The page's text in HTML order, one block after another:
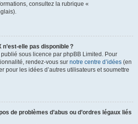
consultez la rubrique «
elle pas disponible ?
sous licence par phpBB Limited. Pour
rendez-vous sur notre centre d’idées (en
pour les idées d’autres utilisateurs et soumettre
de problèmes d’abus ou d’ordres légaux liés